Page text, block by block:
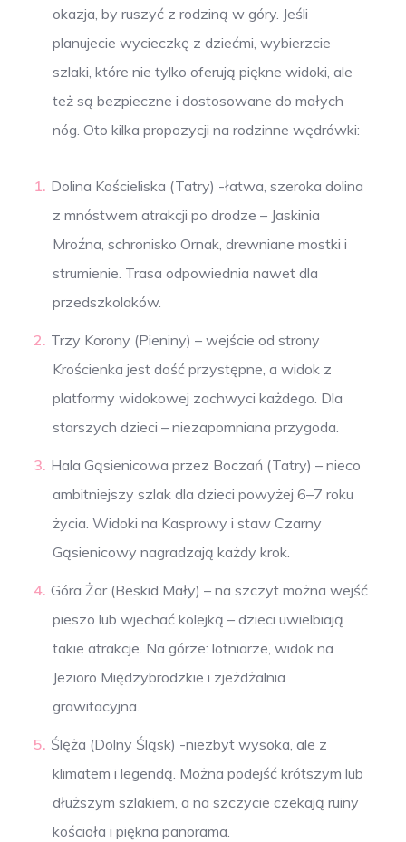
okazja, by ruszyć z rodziną w góry. Jeśli
planujecie wycieczkę z dziećmi, wybierzcie
szlaki, które nie tylko oferują piękne widoki, ale
też są bezpieczne i dostosowane do małych
nóg. Oto kilka propozycji na rodzinne wędrówki:
Dolina Kościeliska (Tatry) -łatwa, szeroka dolina
z mnóstwem atrakcji po drodze – Jaskinia
Mroźna, schronisko Ornak, drewniane mostki i
strumienie. Trasa odpowiednia nawet dla
przedszkolaków.
Trzy Korony (Pieniny) – wejście od strony
Krościenka jest dość przystępne, a widok z
platformy widokowej zachwyci każdego. Dla
starszych dzieci – niezapomniana przygoda.
Hala Gąsienicowa przez Boczań (Tatry) – nieco
ambitniejszy szlak dla dzieci powyżej 6–7 roku
życia. Widoki na Kasprowy i staw Czarny
Gąsienicowy nagradzają każdy krok.
Góra Żar (Beskid Mały) – na szczyt można wejść
pieszo lub wjechać kolejką – dzieci uwielbiają
takie atrakcje. Na górze: lotniarze, widok na
Jezioro Międzybrodzkie i zjeżdżalnia
grawitacyjna.
Ślęża (Dolny Śląsk) -niezbyt wysoka, ale z
klimatem i legendą. Można podejść krótszym lub
dłuższym szlakiem, a na szczycie czekają ruiny
kościoła i piękna panorama.